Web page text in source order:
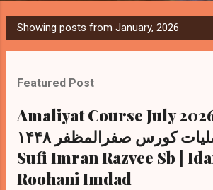
P
o
Showing posts from January, 2026
Featured Post
Amaliyat Course July
عملیات کورس صفرالمظفر ۱۴۴۸ |
Sufi Imran Razvee Sb |
Roohani Imdad